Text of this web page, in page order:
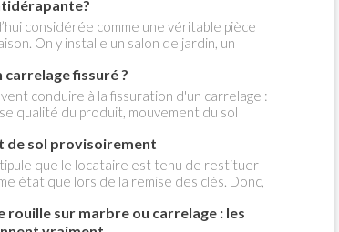
réparer les dégâts du quotidien.
permet de faire un choix cohérent
pièce, plutôt que de se fier uniquement
considérée comme une véritable pièce
On y installe un salon de jardin, un
ne doit donc plus être pensé
de l’habitation. Le carrelage extérieur
bien à cette évolution. Il permet de créer
et facile à entretenir, tout en offrant un
couleurs et d’effets de matière. Encore
réellement adapté à l’extérieur et à la
des carreaux, classement
au gel, pose collée ou sur plots: voici les
pour obtenir une terrasse aussi
fissuré ?
conduire à la fissuration d'un carrelage :
qualité du produit, mouvement du sol
du niveau de la dégradation du
de sol provisoirement
que le locataire est tenu de restituer
état que lors de la remise des clés. Donc,
abîmer le parquet s'il en est revêtu. Peut-
rouille sur marbre ou carrelage : les